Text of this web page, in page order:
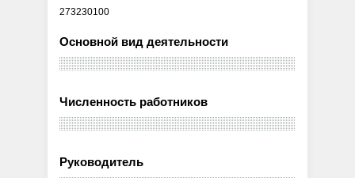
273230100
Основной вид деятельности
Численность работников
Руководитель